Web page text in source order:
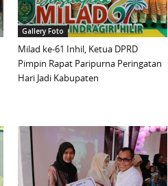
Gallery Foto
Milad ke-61 Inhil, Ketua DPRD
Pimpin Rapat Paripurna Peringatan
Hari Jadi Kabupaten